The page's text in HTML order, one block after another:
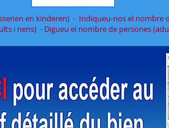
en kinderen) - Indiqueu-nos el nombre
i nens) - Digueu el nombre de persones